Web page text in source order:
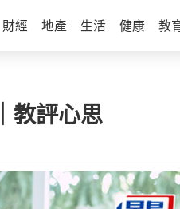
財經 地產 生活 健康 教
教評心思